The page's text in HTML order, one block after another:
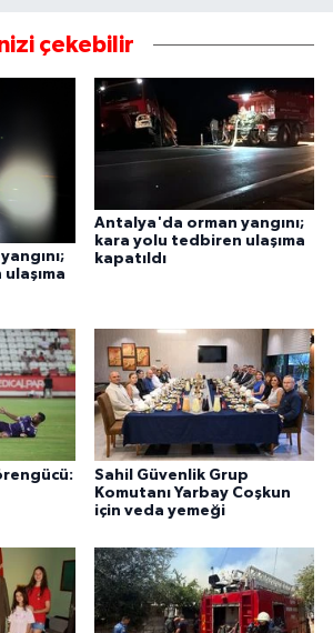
çekebilir
Antalya'da orman yangını;
kara yolu tedbiren ulaşıma
kapatıldı
Sahil Güvenlik Grup
Komutanı Yarbay Coşkun
için veda yemeği